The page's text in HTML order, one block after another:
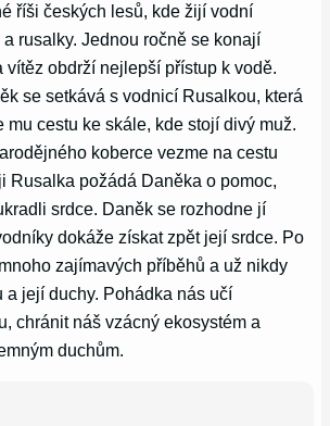
říši českých lesů, kde žijí vodní
rusalky. Jednou ročně se konají
vítěz obdrží nejlepší přístup k vodě.
se setkává s vodnicí Rusalkou, která
mu cestu ke skále, kde stojí divý muž.
koberce vezme na cestu
Rusalka požádá Daněka o pomoc,
srdce. Daněk se rozhodne jí
dokáže získat zpět její srdce. Po
zajímavých příběhů a už nikdy
a její duchy. Pohádka nás učí
chránit náš vzácný ekosystém a
duchům.